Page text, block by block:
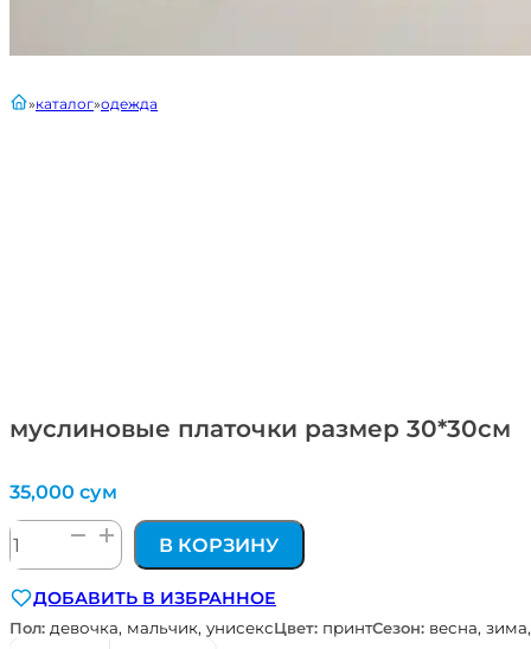
муслиновые платочки размер 30*30см
главнаякаталог одежда
35,000 сум
Количество
товара
платочки
размер
В КОРЗИНУ
ДОБАВИТЬ В ИЗБРАННОЕ
Пол: девочка, мальчик, унисексЦвет: принтСезон: весна,